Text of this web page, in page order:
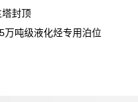
封顶
万吨级液化烃专用泊位